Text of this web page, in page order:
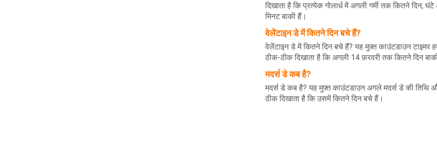
दिखाता है कि प्रत्येक गोलार्ध में अगली गर्मी तक कितने दिन,
मिनट बाकी हैं।
वेलेंटाइन डे में कितने दिन बचे हैं?
वेलेंटाइन डे में कितने दिन बचे हैं? यह मुफ़्त काउंटडाउन टाइमर
ठीक-ठीक दिखाता है कि अगली 14 फ़रवरी तक कितने दिन
मदर्स डे कब है?
मदर्स डे कब है? यह मुफ़्त काउंटडाउन अगले मदर्स डे की तिथि
ठीक दिखाता है कि उसमें कितने दिन बचे हैं।